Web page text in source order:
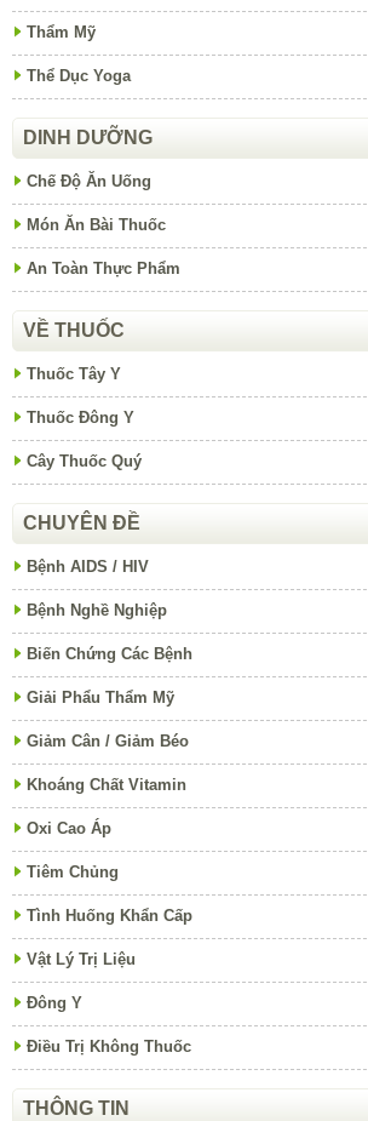
Thẩm Mỹ
Thể Dục Yoga
DINH DƯỠNG
Chế Độ Ăn Uống
Món Ăn Bài Thuốc
An Toàn Thực Phẩm
VỀ THUỐC
Thuốc Tây Y
Thuốc Đông Y
Cây Thuốc Quý
CHUYÊN ĐỀ
Bệnh AIDS / HIV
Bệnh Nghề Nghiệp
Biến Chứng Các Bệnh
Giải Phẩu Thẩm Mỹ
Giảm Cân / Giảm Béo
Khoáng Chất Vitamin
Oxi Cao Áp
Tiêm Chủng
Tình Huống Khẩn Cấp
Vật Lý Trị Liệu
Đông Y
Điều Trị Không Thuốc
THÔNG TIN